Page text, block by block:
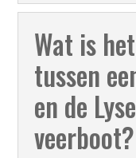
Wat is
tussen
en de
veerboot?